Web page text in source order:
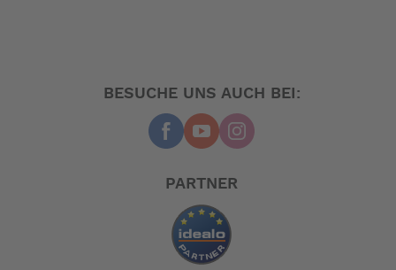
BESUCHE UNS AUCH BEI:
PARTNER